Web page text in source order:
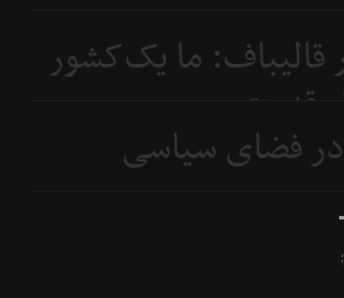
ما یک‌کشور
در فضای سیاسی